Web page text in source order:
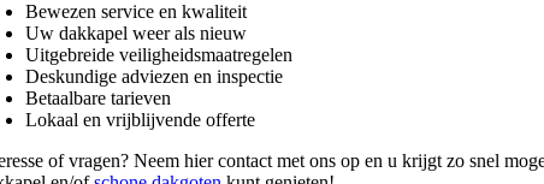
Bewezen service en kwaliteit
Uw dakkapel weer als nieuw
Uitgebreide veiligheidsmaatregelen
Deskundige adviezen en inspectie
Betaalbare tarieven
Lokaal en vrijblijvende offerte
of vragen? Neem hier contact met ons op en u krijgt zo snel